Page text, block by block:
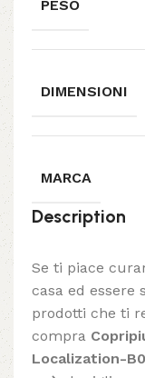
PESO
DIMENSIONI
MARCA
Description
Se ti piace
casa ed essere
prodotti che ti
compra
Localization-